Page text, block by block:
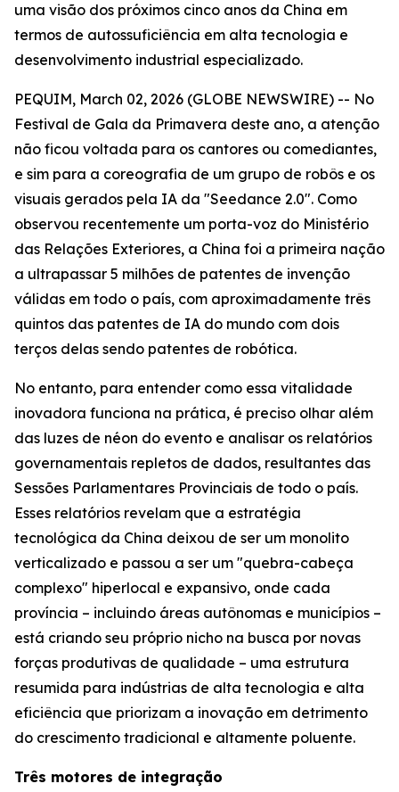
uma visão dos próximos cinco anos da China em
termos de autossuficiência em alta tecnologia e
desenvolvimento industrial especializado.
PEQUIM, March 02, 2026 (GLOBE NEWSWIRE) -- No
Festival de Gala da Primavera deste ano, a atenção
não ficou voltada para os cantores ou comediantes,
e sim para a coreografia de um grupo de robôs e os
visuais gerados pela IA da "Seedance 2.0". Como
observou recentemente um porta-voz do Ministério
das Relações Exteriores, a China foi a primeira nação
a ultrapassar 5 milhões de patentes de invenção
válidas em todo o país, com aproximadamente três
quintos das patentes de IA do mundo com dois
terços delas sendo patentes de robótica.
No entanto, para entender como essa vitalidade
inovadora funciona na prática, é preciso olhar além
das luzes de néon do evento e analisar os relatórios
governamentais repletos de dados, resultantes das
Sessões Parlamentares Provinciais de todo o país.
Esses relatórios revelam que a estratégia
tecnológica da China deixou de ser um monolito
verticalizado e passou a ser um "quebra-cabeça
complexo" hiperlocal e expansivo, onde cada
província – incluindo áreas autônomas e municípios –
está criando seu próprio nicho na busca por novas
forças produtivas de qualidade – uma estrutura
resumida para indústrias de alta tecnologia e alta
eficiência que priorizam a inovação em detrimento
do crescimento tradicional e altamente poluente.
Três motores de integração